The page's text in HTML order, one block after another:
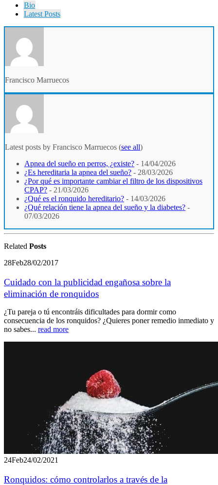
Bio
Latest Posts
Francisco Marruecos
Latest posts by Francisco Marruecos (see all)
Apnea del sueño en perros, ¿existe? - 14/04/2026
¿Es hereditaria la apnea del sueño? - 28/03/2026
¿Por qué es importante cambiar el filtro de los dispositivos
CPAP? - 21/03/2026
¿Qué es el ronquido hereditario? - 14/03/2026
¿Qué relación tiene la apnea del sueño y la diabetes? -
07/03/2026
Related Posts
28Feb28/02/2017
Cuidado con la publicidad engañosa sobre la
eliminación de ronquidos
¿Tu pareja o tú encontráis dificultades para dormir como
consecuencia de los ronquidos? ¿Quieres poner remedio inmediato y
no sabes... read more
24Feb24/02/2021
Ronquidos: cómo controlarlos a través de la